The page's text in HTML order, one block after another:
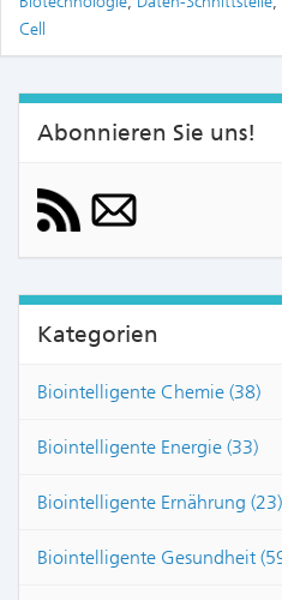
Cell
Abonnieren Sie uns!
Kategorien
Biointelligente Chemie (38)
Biointelligente Energie (33)
Biointelligente Ernährung (23)
Biointelligente Gesundheit